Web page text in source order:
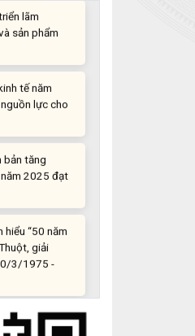
sản phẩm
tế năm
lực cho
bản tăng
2025 đạt
“50 năm
giải
3/1975 -
từ “cây nhà